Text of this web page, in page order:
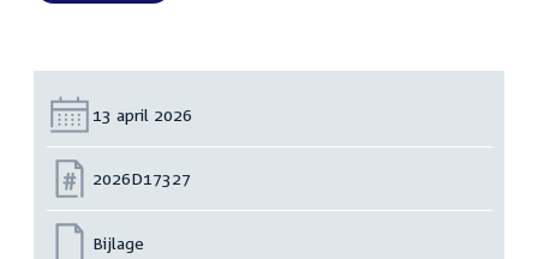
Datum:
13 april 2026
Nummer:
2026D17327
Bijlage